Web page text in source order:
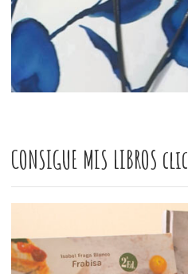
CONSIGUE MIS LIBROS